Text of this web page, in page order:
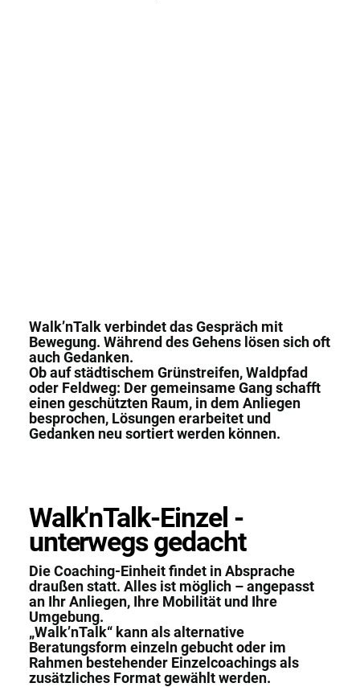
Walk’nTalk verbindet das Gespräch mit
Bewegung. Während des Gehens lösen sich oft
auch Gedanken.
Ob auf städtischem Grünstreifen, Waldpfad
oder Feldweg: Der gemeinsame Gang schafft
einen geschützten Raum, in dem Anliegen
besprochen, Lösungen erarbeitet und
Gedanken neu sortiert werden können.
Die Coaching-Einheit findet in Absprache
draußen statt. Alles ist möglich – angepasst
an Ihr Anliegen, Ihre Mobilität und Ihre
Umgebung.
„Walk’nTalk“ kann als alternative
Beratungsform einzeln gebucht oder im
Rahmen bestehender Einzelcoachings als
zusätzliches Format gewählt werden.
Walk'nTalk-Einzel -
unterwegs gedacht